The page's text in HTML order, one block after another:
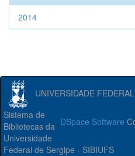
2014
UNIVERSIDADE
DSpace Software
Sistema de
Bibliotecas da
Universidade
Federal de Sergipe - SIBIUFS